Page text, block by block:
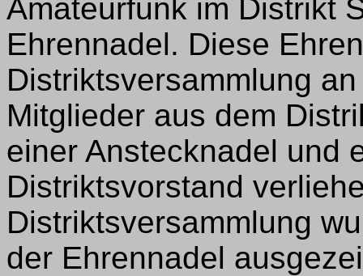
Amateurfunk im Distrikt
Ehrennadel. Diese
Distriktsversammlung
Mitglieder aus dem
einer Anstecknadel und
Distriktsvorstand
Distriktsversammlung
der Ehrennadel